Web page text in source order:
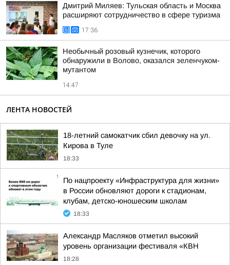
Дмитрий Миляев: Тульская область и Москва
расширяют сотрудничество в сфере туризма
17:36
Необычный розовый кузнечик, которого
обнаружили в Волово, оказался зеленчуком-
мутантом
14:47
ЛЕНТА НОВОСТЕЙ
18-летний самокатчик сбил девочку на ул.
Кирова в Туле
18:33
По нацпроекту «Инфраструктура для жизни»
в России обновляют дороги к стадионам,
клубам, детско-юношеским школам
18:33
Александр Масляков отметил высокий
уровень организации фестиваля «КВН
18:28